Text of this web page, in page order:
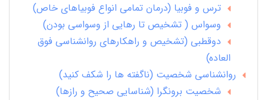
ترس و فوبیا (درمان تمامی انواع فوبیاهای خاص)
وسواس ( تشخیص تا رهایی از وسواسی بودن)
دوقطبی (تشخیص و راهکارهای روانشناسی فوق
العاده)
روانشناسی شخصیت (ناگفته ها را شکف کنید)
شخصیت برونگرا (شناسایی صحیح و رازها)